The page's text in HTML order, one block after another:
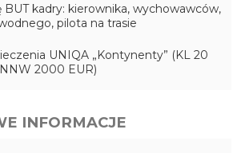
BUT kadry: kierownika, wychowawców,
pilota na trasie
UNIQA „Kontynenty” (KL 20
2000 EUR)
INFORMACJE